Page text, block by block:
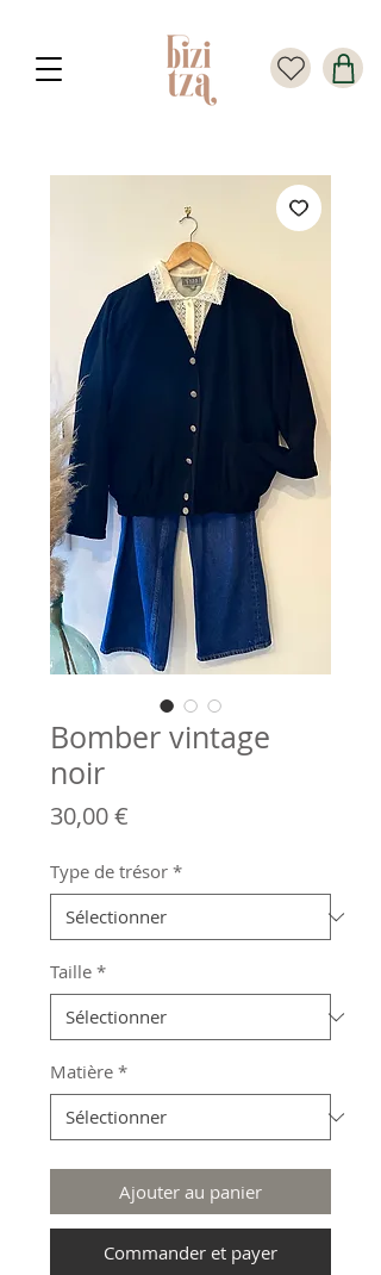
Bomber vintage
noir
30,00 €
Type de trésor *
Taille *
Matière *
Ajouter au panier
Commander et payer